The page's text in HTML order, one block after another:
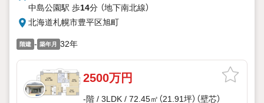
中島公園駅 歩14分 （地下南北線）
北海道札幌市豊平区旭町
階建 - 築年月 32年
2500万円
-階 / 3LDK / 72.45㎡（21.91坪）（壁芯）